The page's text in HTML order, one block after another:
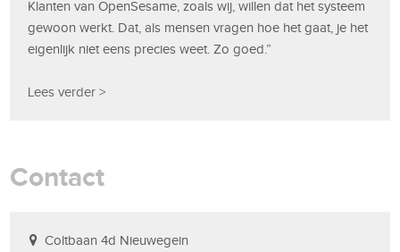
Klanten van OpenSesame, zoals wij, willen dat het systeem
gewoon werkt. Dat, als mensen vragen hoe het gaat, je het
eigenlijk niet eens precies weet. Zo goed.”
Lees verder >
Contact
Coltbaan 4d Nieuwegein